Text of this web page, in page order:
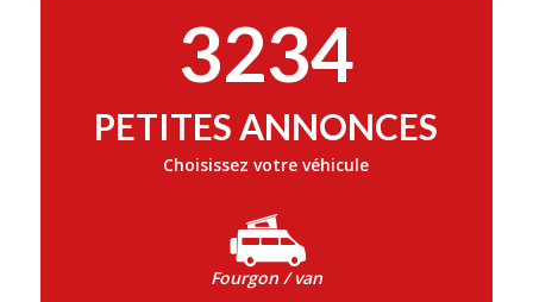
3234
PETITES ANNONCES
Choisissez votre véhicule
Fourgon / van